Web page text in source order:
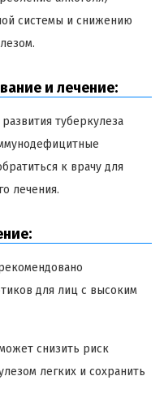
системы и снижению
и лечение:
туберкулеза
к врачу для
лечения.
для лиц с высоким
снизить риск
легких и сохранить